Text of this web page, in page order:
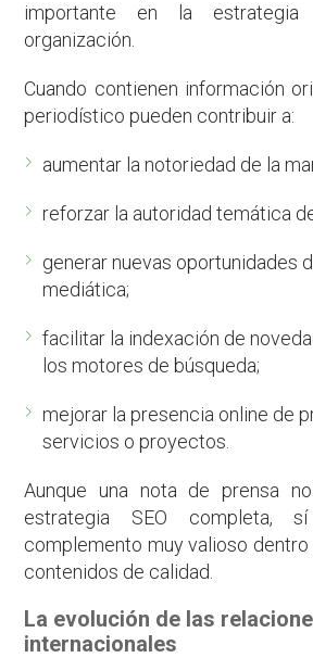
importante en la
organización.
Cuando contienen información
periodístico pueden contribuir a:
aumentar la notoriedad de la
reforzar la autoridad temática
generar nuevas oportunidades
mediática;
facilitar la indexación de
los motores de búsqueda;
mejorar la presencia online de
servicios o proyectos.
Aunque una nota de prensa
estrategia SEO completa,
complemento muy valioso
contenidos de calidad.
La evolución de las
internacionales